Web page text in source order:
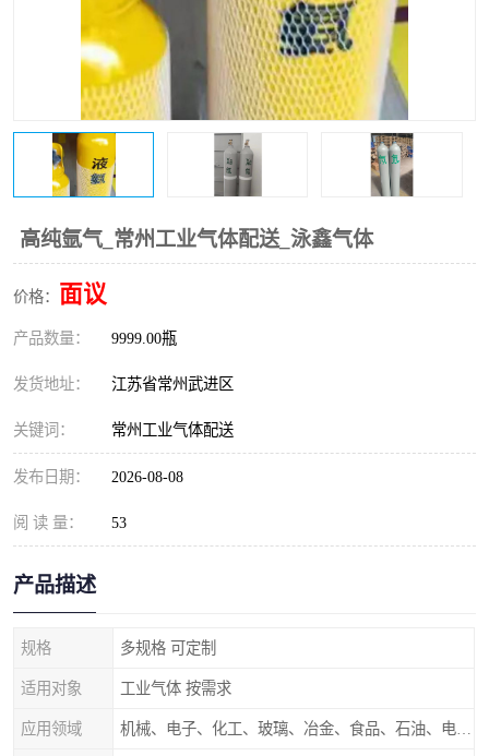
高纯氩气_常州工业气体配送_泳鑫气体
价格： 面议
产品数量： 9999.00瓶
发货地址： 江苏省常州武进区
关键词： 常州工业气体配送
发布日期： 2026-08-08
阅 读 量： 53
产品描述
规格 多规格 可定制
适用对象 工业气体 按需求
应用领域